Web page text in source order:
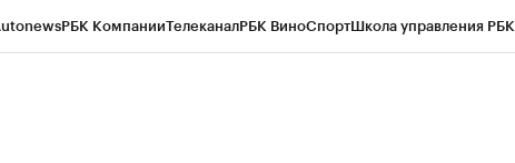
РБК КомпанииТелеканалРБК ВиноСпортШкола управления РБК